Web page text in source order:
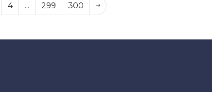
4 ... 299 300